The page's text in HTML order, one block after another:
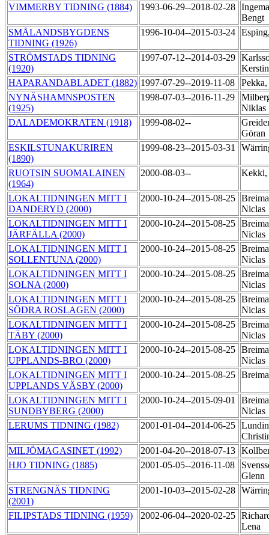
VIMMERBY TIDNING (1884) 1993-06-29--2018-02-28
Bengt
SMÅLANDSBYGDENS
TIDNING (1926)
1996-10-04--2015-03-24
STRÖMSTADS TIDNING
(1920)
1997-07-12--2014-03-29
HAPARANDABLADET (1882) 1997-07-29--2019-11-08
NYNÄSHAMNSPOSTEN
(1925)
1998-07-03--2016-11-29
Niklas
DALADEMOKRATEN (1918)
1999-08-02--
Göran
ESKILSTUNAKURIREN
(1890)
1999-08-23--2015-03-31
RUOTSIN SUOMALAINEN
(1964)
2000-08-03-- Kekki,
LOKALTIDNINGEN MITT I
DANDERYD (2000)
2000-10-24--2015-08-25
Niclas
LOKALTIDNINGEN MITT I
JÄRFÄLLA (2000)
2000-10-24--2015-08-25
Niclas
LOKALTIDNINGEN MITT I
SOLLENTUNA (2000)
2000-10-24--2015-08-25
Niclas
LOKALTIDNINGEN MITT I
SOLNA (2000)
2000-10-24--2015-08-25
Niclas
LOKALTIDNINGEN MITT I
SÖDRA ROSLAGEN (2000)
2000-10-24--2015-08-25
Niclas
LOKALTIDNINGEN MITT I
TÄBY (2000)
2000-10-24--2015-08-25
Niclas
LOKALTIDNINGEN MITT I
UPPLANDS-BRO (2000)
2000-10-24--2015-08-25
Niclas
LOKALTIDNINGEN MITT I
UPPLANDS VÄSBY (2000)
2000-10-24--2015-08-25
LOKALTIDNINGEN MITT I
SUNDBYBERG (2000)
2000-10-24--2015-09-01
Niclas
LERUMS TIDNING (1982)
2001-01-04--2014-06-25
MILJÖMAGASINET (1992)
2001-04-20--2018-07-13
HJO TIDNING (1885)
2001-05-05--2016-11-08
Glenn
STRENGNÄS TIDNING
(2001)
2001-10-03--2015-02-28
FILIPSTADS TIDNING (1959) 2002-06-04--2020-02-25
Lena